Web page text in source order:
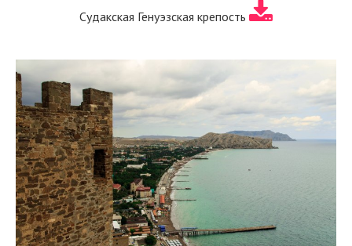
Судакская Генуэзская крепость